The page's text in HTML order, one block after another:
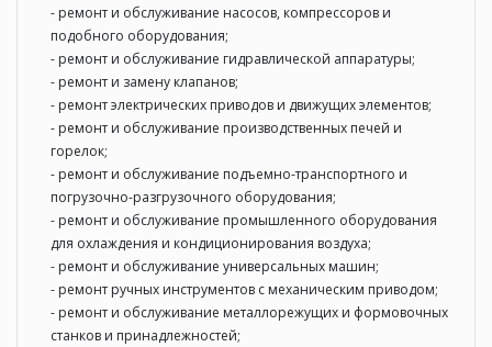
- ремонт и обслуживание насосов, компрессоров и
подобного оборудования;
- ремонт и обслуживание гидравлической аппаратуры;
- ремонт и замену клапанов;
- ремонт электрических приводов и движущих элементов;
- ремонт и обслуживание производственных печей и
горелок;
- ремонт и обслуживание подъемно-транспортного и
погрузочно-разгрузочного оборудования;
- ремонт и обслуживание промышленного оборудования
для охлаждения и кондиционирования воздуха;
- ремонт и обслуживание универсальных машин;
- ремонт ручных инструментов с механическим приводом;
- ремонт и обслуживание металлорежущих и формовочных
станков и принадлежностей;